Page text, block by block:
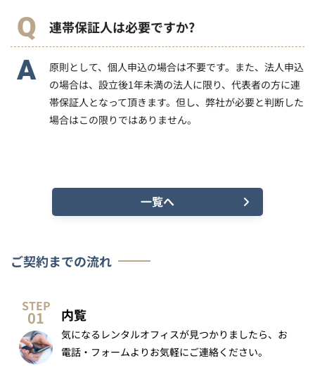
連帯保証人は必要ですか?
原則として、個人申込の場合は不要です。また、法人申込
の場合は、設立後1年未満の法人に限り、代表者の方に連
帯保証人となって頂きます。但し、弊社が必要と判断した
場合はこの限りではありません。
一覧へ
ご契約までの流れ
内覧
気になるレンタルオフィスが見つかりましたら、お
電話・フォームよりお気軽にご連絡ください。